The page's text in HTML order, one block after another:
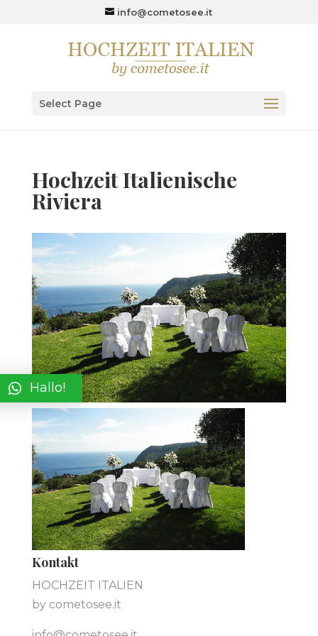
info@cometosee.it
Select Page
Hochzeit Italienische
Riviera
Kontakt
HOCHZEIT ITALIEN
by cometosee.it
Hallo!